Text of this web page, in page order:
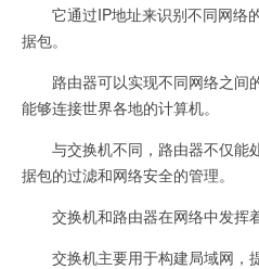
它通过IP地址来识别不同网络
据包。
路由器可以实现不同网络之间
能够连接世界各地的计算机。
与交换机不同，路由器不仅能
据包的过滤和网络安全的管理。
交换机和路由器在网络中发挥着
交换机主要用于构建局域网，提